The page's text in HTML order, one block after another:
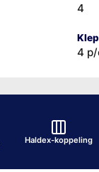
4
4
Haldex-koppeling